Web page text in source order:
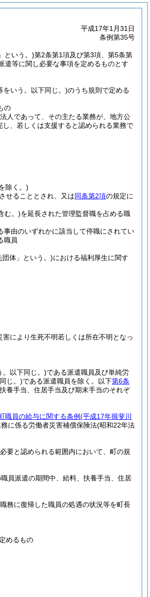
平成17年1月31日
条例第35号
という。)第2条第1項及び第3項、第5条第
遣等に関し必要な事項を定めるものとす
をいう。以下同じ。)のうち規則で定める
の
人であって、その主たる業務が、地方公
、若しくは支援すると認められる業務で
除く。)
せることとされ、又は同条第2項の規定に
む。)を延長された管理監督職を占める職
由のいずれかに該当して停職にされてい
職員
団体」という。)における福利厚生に関す
により生死不明若しくは所在不明となっ
。以下同じ。)である派遣職員及び単純労
じ。)である派遣職員を除く。以下第6条
養手当、住居手当及び期末手当のそれぞ
職員の給与に関する条例(平成17年揖斐川
に係る労働者災害補償保険法(昭和22年法
要と認められる範囲内において、町の規
員派遣の期間中、給料、扶養手当、住居
務に復帰した職員の処遇の状況等を町長
めるもの